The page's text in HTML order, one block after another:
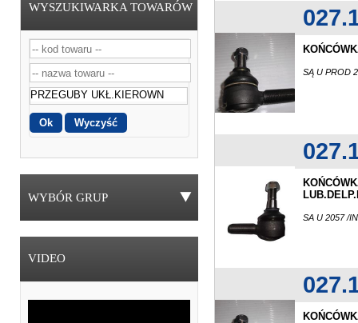
WYSZUKIWARKA TOWARÓW
WYBÓR GRUP
VIDEO
SĄ U PROD
SA U 2057 /